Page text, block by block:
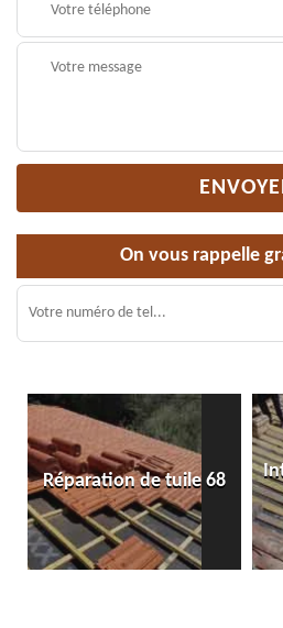
On vous rappelle
Réparation de tuile 68